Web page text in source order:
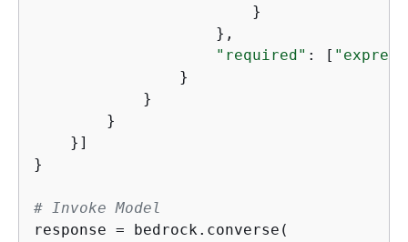
                        }
                    },
"required" : [
                }
            }
        }
    }]
}
# Invoke Model
response = bedrock.converse(